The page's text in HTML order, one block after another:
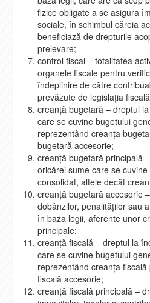
fizice obligate a se asigura
sociale, în schimbul căreia
beneficiază de drepturile
prelevare;
control fiscal – totalitatea
organele fiscale pentru
îndeplinire de către
prevăzute de legislaţia
creanţă bugetară – dreptul
care se cuvine bugetului
reprezentând creanţa
bugetară accesorie;
creanţă bugetară principală
oricărei sume care se
consolidat, altele decât
creanţă bugetară accesorie
dobânzilor, penalităţilor sau
în baza legii, aferente unor
principale;
creanţă fiscală – dreptul la
care se cuvine bugetului
reprezentând creanţa
fiscală accesorie;
creanţă fiscală principală –